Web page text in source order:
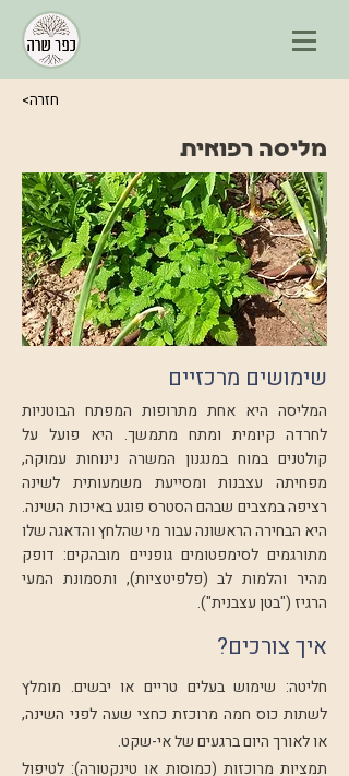
<חזרה
מליסה רפואית
שימושים מרכזיים
המליסה היא אחת מתרופות המפתח הבוטניות
לחרדה קיומית ומתח מתמשך. היא פועל על
קולטנים במוח במנגנון המשרה נינוחות עמוקה,
מפחיתה עצבנות ומסייעת משמעותית לשינה
רציפה במצבים שבהם הסטרס פוגע באיכות השינה.
היא הבחירה הראשונה עבור מי שהלחץ והדאגה שלו
מתורגמים לסימפטומים גופניים מובהקים: דופק
מהיר והלמות לב (פלפיטציות), ותסמונת המעי
הרגיז ("בטן עצבנית").
איך צורכים?
חליטה: שימוש בעלים טריים או יבשים. מומלץ
לשתות כוס חמה מרוכזת כחצי שעה לפני השינה,
או לאורך היום ברגעים של אי-שקט.
תמציות מרוכזות (כמוסות או טינקטורה): לטיפול